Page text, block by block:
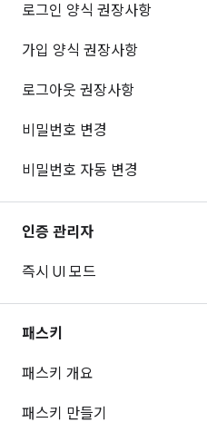
로그인 양식 권장사항
가입 양식 권장사항
로그아웃 권장사항
비밀번호 변경
비밀번호 자동 변경
인증 관리자
즉시 UI 모드
패스키
패스키 개요
패스키 만들기